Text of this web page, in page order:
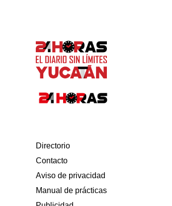
Directorio
Contacto
Aviso de privacidad
Manual de prácticas